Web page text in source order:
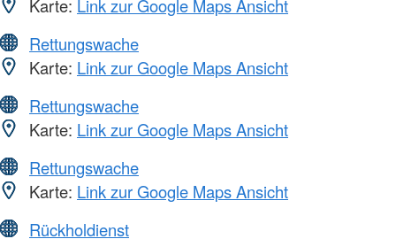
Karte: Link zur Google Maps Ansicht
Rettungswache
Karte: Link zur Google Maps Ansicht
Rettungswache
Karte: Link zur Google Maps Ansicht
Rettungswache
Karte: Link zur Google Maps Ansicht
Rückholdienst